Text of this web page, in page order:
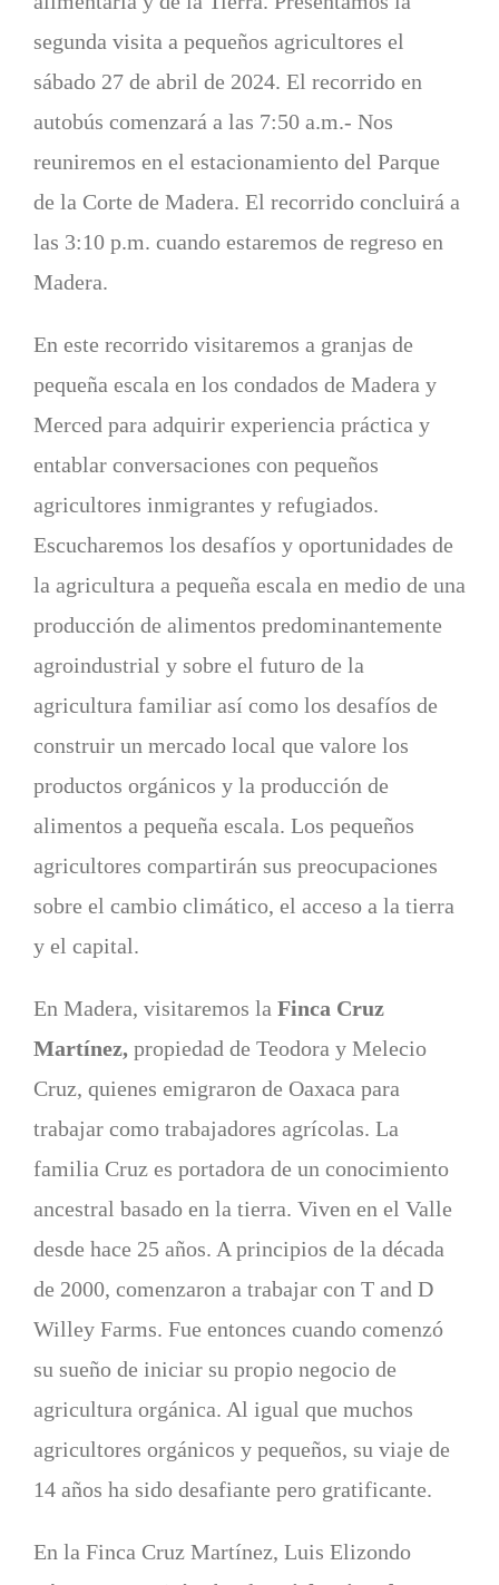
segunda visita a pequeños agricultores el
sábado 27 de abril de 2024. El recorrido en
autobús comenzará a las 7:50 a.m.- Nos
reuniremos en el estacionamiento del Parque
de la Corte de Madera. El recorrido concluirá a
las 3:10 p.m. cuando estaremos de regreso en
Madera.
En este recorrido visitaremos a granjas de
pequeña escala en los condados de Madera y
Merced para adquirir experiencia práctica y
entablar conversaciones con pequeños
agricultores inmigrantes y refugiados.
Escucharemos los desafíos y oportunidades de
la agricultura a pequeña escala en medio de una
producción de alimentos predominantemente
agroindustrial y sobre el futuro de la
agricultura familiar así como los desafíos de
construir un mercado local que valore los
productos orgánicos y la producción de
alimentos a pequeña escala. Los pequeños
agricultores compartirán sus preocupaciones
sobre el cambio climático, el acceso a la tierra
y el capital.
En Madera, visitaremos la Finca Cruz
Martínez, propiedad de Teodora y Melecio
Cruz, quienes emigraron de Oaxaca para
trabajar como trabajadores agrícolas. La
familia Cruz es portadora de un conocimiento
ancestral basado en la tierra. Viven en el Valle
desde hace 25 años. A principios de la década
de 2000, comenzaron a trabajar con T and D
Willey Farms. Fue entonces cuando comenzó
su sueño de iniciar su propio negocio de
agricultura orgánica. Al igual que muchos
agricultores orgánicos y pequeños, su viaje de
14 años ha sido desafiante pero gratificante.
En la Finca Cruz Martínez, Luis Elizondo